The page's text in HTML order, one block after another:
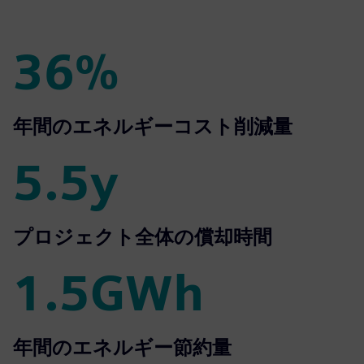
36%
36%
年間のエネルギーコスト削減量
5.5y
5.5y
プロジェクト全体の償却時間
1.5GWh
1.5GWh
年間のエネルギー節約量